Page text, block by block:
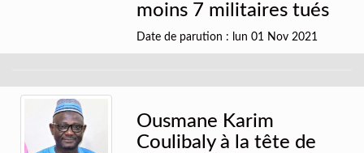
moins 7 militaires tués
Date de parution : lun 01 Nov 2021
Ousmane Karim
Coulibaly à la tête de